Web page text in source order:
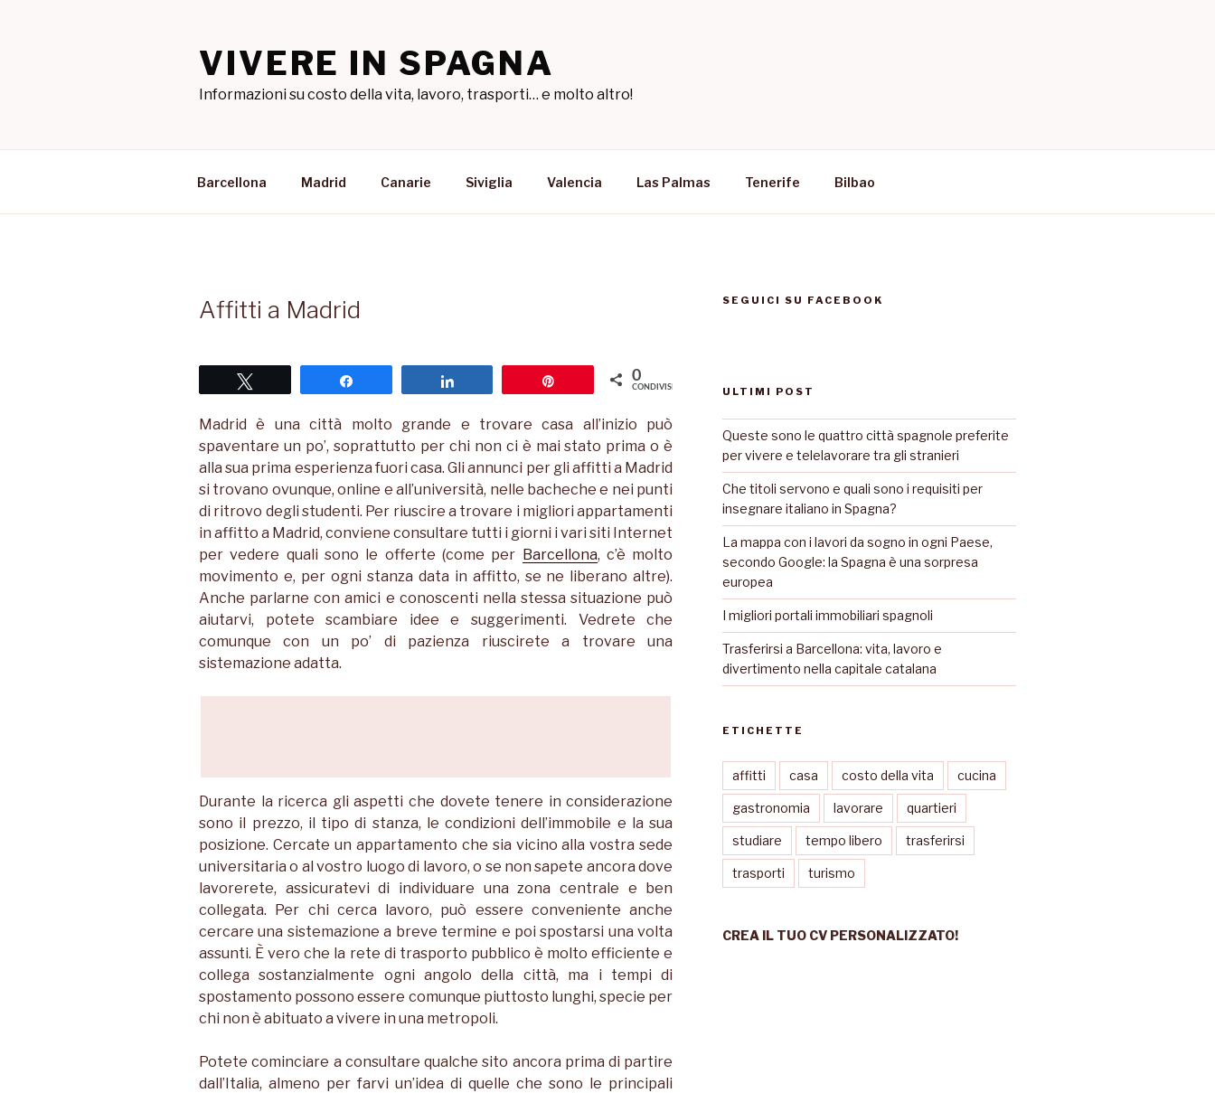
VIVERE IN SPAGNA
Informazioni su costo della vita, lavoro, trasporti… e molto altro!
Barcellona Madrid Canarie Siviglia Valencia Las Palmas Tenerife Bilbao
Affitti a Madrid
0
CONDIVISIONI
Madrid è una città molto grande e trovare casa all’inizio può
spaventare un po’, soprattutto per chi non ci è mai stato prima o è
alla sua prima esperienza fuori casa. Gli annunci per gli affitti a Madrid
si trovano ovunque, online e all’università, nelle bacheche e nei punti
di ritrovo degli studenti. Per riuscire a trovare i migliori appartamenti
in affitto a Madrid, conviene consultare tutti i giorni i vari siti Internet
per vedere quali sono le offerte (come per Barcellona, c’è molto
movimento e, per ogni stanza data in affitto, se ne liberano altre).
Anche parlarne con amici e conoscenti nella stessa situazione può
aiutarvi, potete scambiare idee e suggerimenti. Vedrete che
comunque con un po’ di pazienza riuscirete a trovare una
sistemazione adatta.
Durante la ricerca gli aspetti che dovete tenere in considerazione
sono il prezzo, il tipo di stanza, le condizioni dell’immobile e la sua
posizione. Cercate un appartamento che sia vicino alla vostra sede
universitaria o al vostro luogo di lavoro, o se non sapete ancora dove
lavorerete, assicuratevi di individuare una zona centrale e ben
collegata. Per chi cerca lavoro, può essere conveniente anche
cercare una sistemazione a breve termine e poi spostarsi una volta
assunti. È vero che la rete di trasporto pubblico è molto efficiente e
collega sostanzialmente ogni angolo della città, ma i tempi di
spostamento possono essere comunque piuttosto lunghi, specie per
chi non è abituato a vivere in una metropoli.
Potete cominciare a consultare qualche sito ancora prima di partire
dall’Italia, almeno per farvi un’idea di quelle che sono le principali
SEGUICI SU FACEBOOK
ULTIMI POST
Queste sono le quattro città spagnole preferite
per vivere e telelavorare tra gli stranieri
Che titoli servono e quali sono i requisiti per
insegnare italiano in Spagna?
La mappa con i lavori da sogno in ogni Paese,
secondo Google: la Spagna è una sorpresa
europea
I migliori portali immobiliari spagnoli
Trasferirsi a Barcellona: vita, lavoro e
divertimento nella capitale catalana
ETICHETTE
affitti casa costo della vita cucina
gastronomia lavorare quartieri
studiare tempo libero trasferirsi
trasporti turismo
CREA IL TUO CV PERSONALIZZATO!